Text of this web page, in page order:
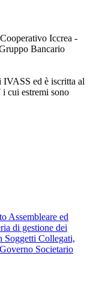
Iccrea -
Bancario
IVASS ed è iscritta al
cui estremi sono
Assembleare ed
di gestione dei
Soggetti Collegati,
Societario